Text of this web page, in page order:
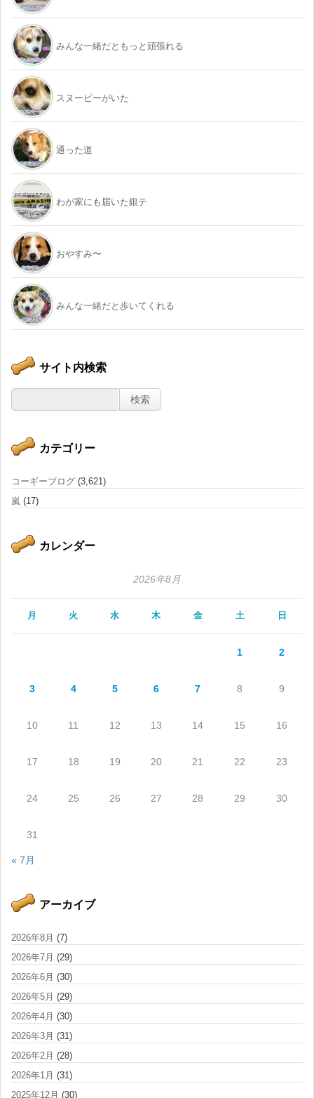
みんな一緒だともっと頑張れる
スヌーピーがいた
通った道
わが家にも届いた銀テ
おやすみ〜
みんな一緒だと歩いてくれる
サイト内検索
カテゴリー
コーギーブログ (3,621)
嵐 (17)
カレンダー
2026年8月
月 火 水 木 金 土 日
1 2
3 4 5 6 7 8 9
10 11 12 13 14 15 16
17 18 19 20 21 22 23
24 25 26 27 28 29 30
31
« 7月
アーカイブ
2026年8月 (7)
2026年7月 (29)
2026年6月 (30)
2026年5月 (29)
2026年4月 (30)
2026年3月 (31)
2026年2月 (28)
2026年1月 (31)
2025年12月 (30)